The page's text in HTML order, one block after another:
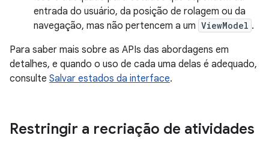
entrada do usuário, da posição de rolagem ou da
navegação, mas não pertencem a um ViewModel .
Para saber mais sobre as APIs das abordagens em
detalhes, e quando o uso de cada uma delas é adequado,
consulte Salvar estados da interface.
Restringir a recriação de atividades